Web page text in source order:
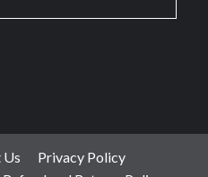
Privacy Policy